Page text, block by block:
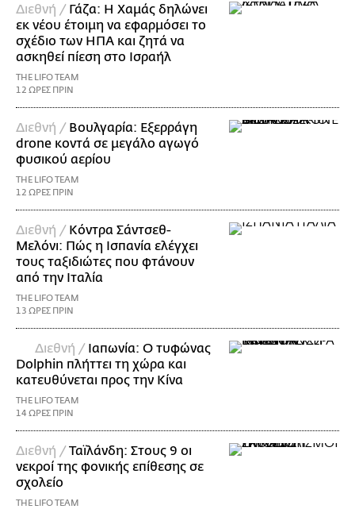
Διεθνή / Γάζα: Η Χαμάς δηλώνει
εκ νέου έτοιμη να εφαρμόσει το
σχέδιο των ΗΠΑ και ζητά να
ασκηθεί πίεση στο Ισραήλ
THE LIFO TEAM
12 ΩΡΕΣ ΠΡΙΝ
Διεθνή / Βουλγαρία: Εξερράγη
drone κοντά σε μεγάλο αγωγό
φυσικού αερίου
THE LIFO TEAM
12 ΩΡΕΣ ΠΡΙΝ
Διεθνή / Κόντρα Σάντσεθ-
Μελόνι: Πώς η Ισπανία ελέγχει
τους ταξιδιώτες που φτάνουν
από την Ιταλία
THE LIFO TEAM
13 ΩΡΕΣ ΠΡΙΝ
Διεθνή / Ιαπωνία: Ο τυφώνας
Dolphin πλήττει τη χώρα και
κατευθύνεται προς την Κίνα
THE LIFO TEAM
14 ΩΡΕΣ ΠΡΙΝ
Διεθνή /Ταϊλάνδη: Στους 9 οι
νεκροί της φονικής επίθεσης σε
σχολείο
THE LIFO TEAM